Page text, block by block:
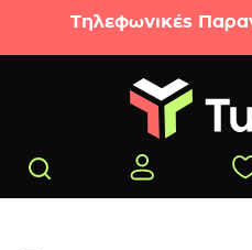
Μετάβαση στο περιεχόμενο
Τηλεφωνικές